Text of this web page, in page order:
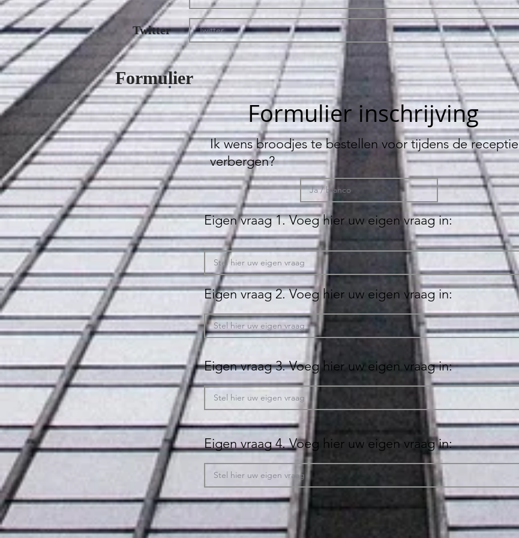
Twitter
Formulier
Formulier inschrijving
Ik wens broodjes te bestellen voor tijdens de receptie
verbergen?
Eigen vraag 1. Voeg hier uw eigen vraag in:
Eigen vraag 2. Voeg hier uw eigen vraag in:
Eigen vraag 3. Voeg hier uw eigen vraag in:
Eigen vraag 4. Voeg hier uw eigen vraag in: